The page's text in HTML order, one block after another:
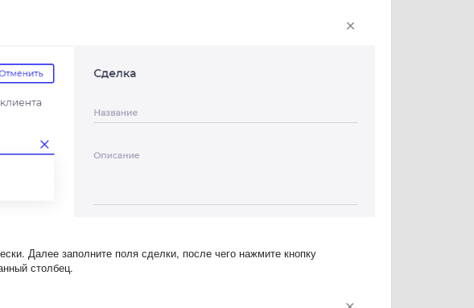
Далее заполните поля сделки, после чего нажмите кнопку
столбец.